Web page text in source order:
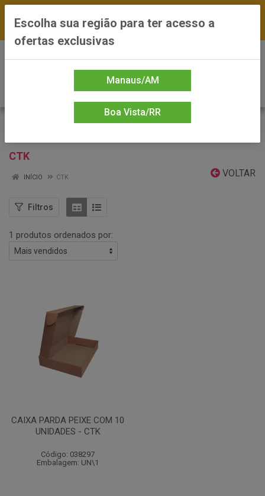
*Preços exclusivos do site — Entrega em até 24h
CTK
VOLTAR
INÍCIO CTK
Filtros
1 produtos ordenados por:
CAIXA PARDA PEIXE COM 10
UNIDADES - CTK
Código: 038297
Embalagem: UN\1
Escolha sua região para ter acesso a
ofertas exclusivas
Manaus/AM
Boa Vista/RR